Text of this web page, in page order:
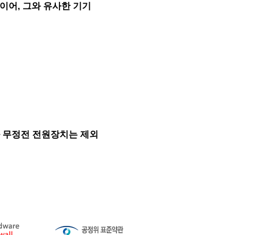
어, 그와 유사한 기기
정전 전원장치는 제외